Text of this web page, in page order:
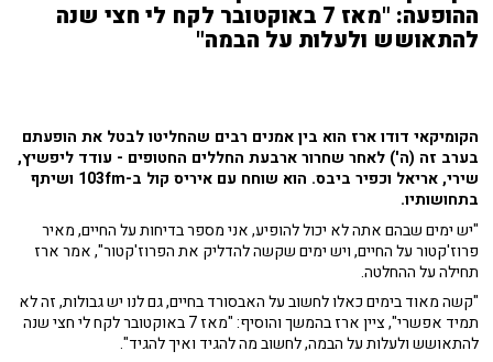
ההופעה: "מאז 7 באוקטובר לקח לי חצי שנה
להתאושש ולעלות על הבמה"
הקומיקאי דודו ארז הוא בין אמנים רבים שהחליטו לבטל את הופעתם
בערב זה (ה') לאחר שחרור ארבעת החללים החטופים - עודד ליפשיץ,
שירי, אריאל וכפיר ביבס. הוא שוחח עם איריס קול ב-103fm ושיתף
בתחושותיו.
"יש ימים שבהם אתה לא יכול להופיע, אני מספר בדיחות על החיים, מאיר
פרוז'קטור על החיים, ויש ימים שקשה להדליק את הפרוז'קטור", אמר ארז
תחילה על ההחלטה.
"קשה מאוד בימים כאלו לחשוב על האבסורד בחיים, גם לנו יש גבולות, זה לא
תמיד אפשרי", ציין ארז בהמשך והוסיף: "מאז 7 באוקטובר לקח לי חצי שנה
להתאושש ולעלות על הבמה, לחשוב מה להגיד ואיך להגיד".